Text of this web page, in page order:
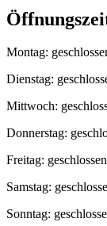
Montag:
Dienstag:
Mittwoch:
Donnerstag:
Freitag: geschlossen
Samstag:
Sonntag: